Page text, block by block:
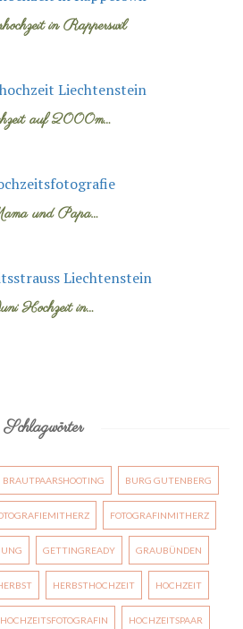
in Rapperswil
auf 2000m…
und Papa…
Hochzeit in…
Schlagwörter
BRAUTPAARSHOOTING BURG GUTENBERG
FOTOGRAFINMITHERZ
GETTINGREADY GRAUBÜNDEN
HERBSTHOCHZEIT HOCHZEIT
HOCHZEITSFOTOGRAFIN HOCHZEITSPAAR